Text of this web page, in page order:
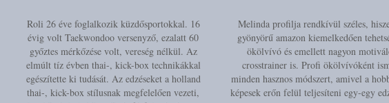
Roli 26 éve foglalkozik küzdősportokkal. 16
évig volt Taekwondoo versenyző, ezalatt 60
győztes mérkőzése volt, vereség nélkül. Az
elmúlt tíz évben thai-, kick-box technikákkal
egészítette ki tudását. Az edzéseket a holland
thai-, kick-box stílusnak megfelelően vezeti,
Melinda profilja rendkívül széles,
gyönyörű amazon kiemelkedően
ökölvívó és emellett nagyon
crosstrainer is. Profi ökölvívóként
minden hasznos módszert, amivel a
képesek erőn felül teljesíteni egy-egy